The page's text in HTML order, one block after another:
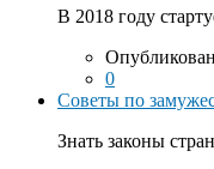
В 2018 году
0
Советы по
Знать законы